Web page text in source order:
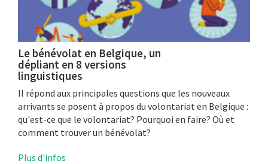
Le bénévolat en Belgique, un
dépliant en 8 versions
linguistiques
Il répond aux principales questions que les nouveaux
arrivants se posent à propos du volontariat en Belgique :
qu'est-ce que le volontariat? Pourquoi en faire? Où et
comment trouver un bénévolat?
Plus d'infos